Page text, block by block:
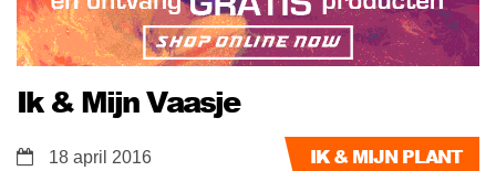
Ik & Mijn Vaasje
IK & MIJN PLANT
18 april 2016